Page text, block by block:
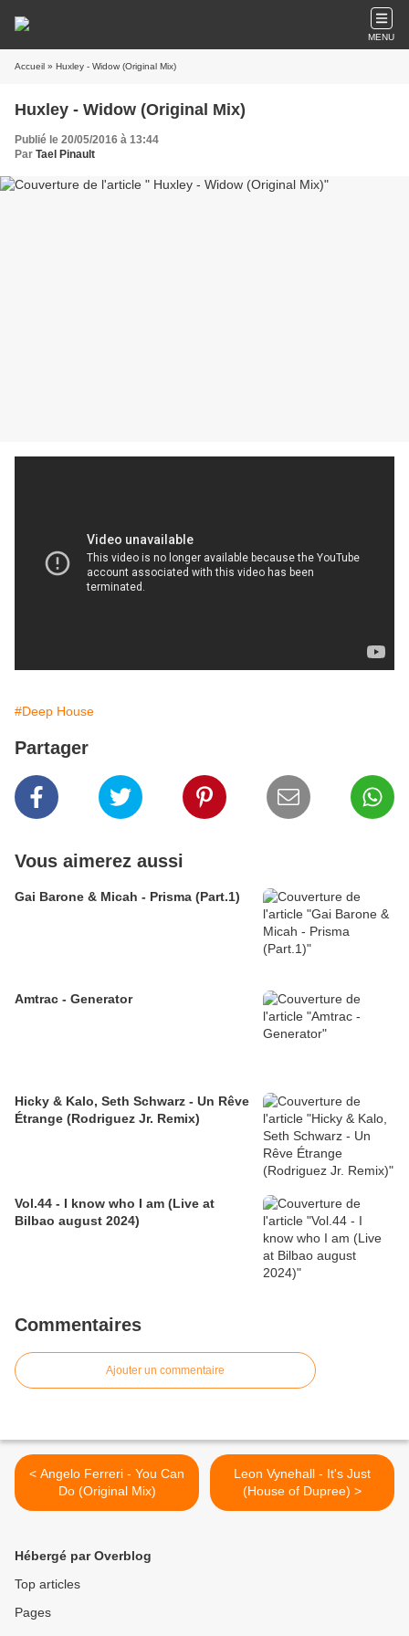
MENU
Accueil » Huxley - Widow (Original Mix)
Huxley - Widow (Original Mix)
Publié le 20/05/2016 à 13:44
Par Tael Pinault
#Deep House
Partager
Vous aimerez aussi
Gai Barone & Micah - Prisma (Part.1)
Amtrac - Generator
Hicky & Kalo, Seth Schwarz - Un Rêve
Étrange (Rodriguez Jr. Remix)
Vol.44 - I know who I am (Live at
Bilbao august 2024)
Commentaires
Ajouter un commentaire
< Angelo Ferreri - You Can
Do (Original Mix)
Leon Vynehall - It's Just
(House of Dupree) >
Hébergé par Overblog
Top articles
Pages